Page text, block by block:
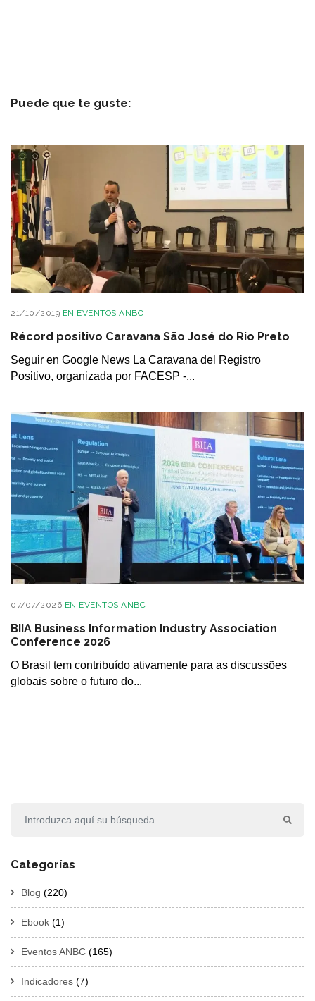
Puede que te guste:
21/10/2019 EN EVENTOS ANBC
Récord positivo Caravana São José do Rio Preto
Seguir en Google News La Caravana del Registro
Positivo, organizada por FACESP -...
07/07/2026 EN EVENTOS ANBC
BIIA Business Information Industry Association
Conference 2026
O Brasil tem contribuído ativamente para as discussões
globais sobre o futuro do...
Categorías
Blog (220)
Ebook (1)
Eventos ANBC (165)
Indicadores (7)